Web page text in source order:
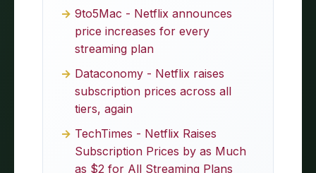
9to5Mac - Netflix announces
price increases for every
streaming plan
Dataconomy - Netflix raises
subscription prices across all
tiers, again
TechTimes - Netflix Raises
Subscription Prices by as Much
as $2 for All Streaming Plans